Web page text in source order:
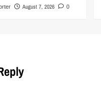
August 7, 2026 0